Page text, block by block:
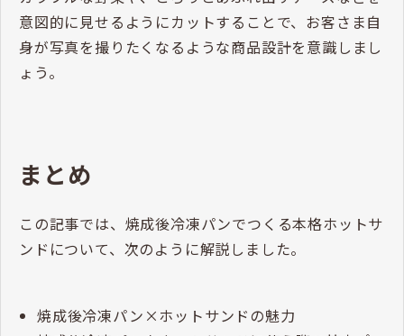
旬の素材をフィリングに使用することで、地域に根差
した店舗としてのブランディングを強化できます。
例えば、特定の地域のブランド豚や、季節限定のフル
SNSでの拡散効果が高く、無料の広告塔として機能し
ます。
カラフルな野菜や、とろりとあふれ出すチーズなどを
意図的に見せるようにカットすることで、お客さま自